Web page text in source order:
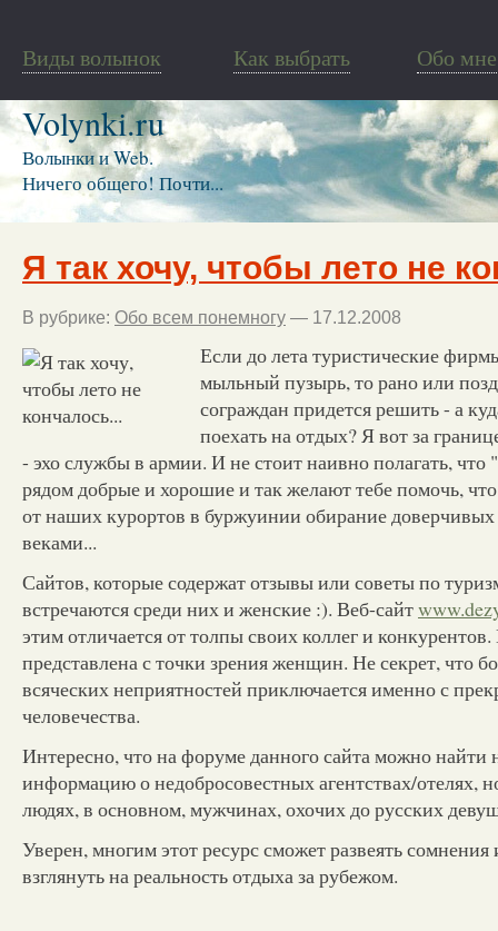
Виды волынок Как выбрать Обо мне
Volynki.ru
Волынки и Web.
Ничего общего! Почти...
Я так хочу, чтобы лето не
В рубрике: Обо всем понемногу — 17.12.2008
Если до лета туристические
мыльный пузырь, то рано или
сограждан придется решить - а
поехать на отдых? Я вот за
- эхо службы в армии. И не стоит наивно полагать, что
рядом добрые и хорошие и так желают тебе помочь,
от наших курортов в буржуинии обирание доверчивых
веками...
Сайтов, которые содержат отзывы или советы по
встречаются среди них и женские :). Веб-сайт
этим отличается от толпы своих коллег и
представлена с точки зрения женщин. Не секрет, что
всяческих неприятностей приключается именно с
человечества.
Интересно, что на форуме данного сайта можно найти
информацию о недобросовестных агентствах/отелях,
людях, в основном, мужчинах, охочих до русских
Уверен, многим этот ресурс сможет развеять сомнения
взглянуть на реальность отдыха за рубежом.